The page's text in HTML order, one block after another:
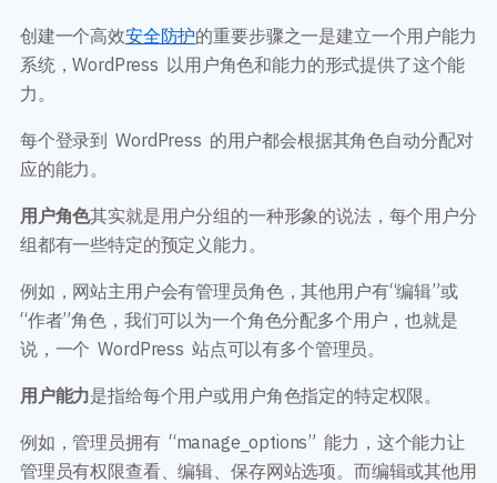
创建一个高效安全防护的重要步骤之一是建立一个用户能力
系统，WordPress 以用户角色和能力的形式提供了这个能
力。
每个登录到 WordPress 的用户都会根据其角色自动分配对
应的能力。
用户角色其实就是用户分组的一种形象的说法，每个用户分
组都有一些特定的预定义能力。
例如，网站主用户会有管理员角色，其他用户有“编辑”或
“作者”角色，我们可以为一个角色分配多个用户，也就是
说，一个 WordPress 站点可以有多个管理员。
用户能力是指给每个用户或用户角色指定的特定权限。
例如，管理员拥有 “manage_options” 能力，这个能力让
管理员有权限查看、编辑、保存网站选项。而编辑或其他用